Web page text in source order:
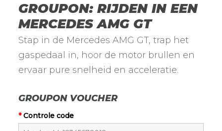
GROUPON: RIJDEN IN EEN
MERCEDES AMG GT
Stap in de Mercedes AMG GT, trap het
gaspedaal in, hoor de motor brullen en
ervaar pure snelheid en acceleratie.
GROUPON VOUCHER
*Controle code